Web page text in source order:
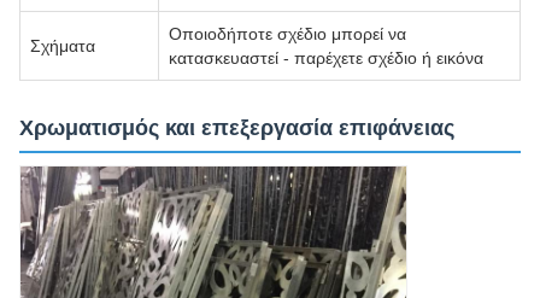
Σχήματα
Οποιοδήποτε σχέδιο μπορεί να
κατασκευαστεί - παρέχετε σχέδιο ή εικόνα
Χρωματισμός και επεξεργασία επιφάνειας